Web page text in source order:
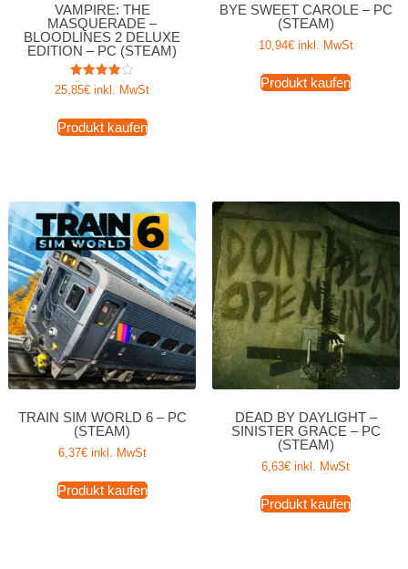
VAMPIRE: THE
MASQUERADE –
BLOODLINES 2 DELUXE
EDITION – PC (STEAM)
Bewertet
mit
von 5
25,85€ inkl. MwSt
Produkt kaufen
BYE SWEET CAROLE – PC
(STEAM)
10,94€ inkl. MwSt
Produkt kaufen
TRAIN SIM WORLD 6 – PC
(STEAM)
6,37€ inkl. MwSt
Produkt kaufen
DEAD BY DAYLIGHT –
SINISTER GRACE – PC
(STEAM)
6,63€ inkl. MwSt
Produkt kaufen